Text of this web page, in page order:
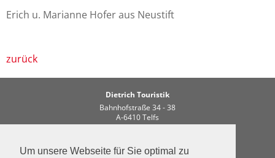
Um unsere Webseite für Sie optimal zu
Kontakt
Erich u. Marianne Hofer aus Neustift
zurück
Dietrich Touristik
Bahnhofstraße 34 - 38
A-6410 Telfs
Tel. +43 5262 62226